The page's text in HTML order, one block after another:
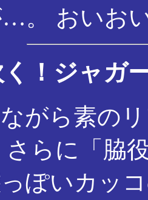
。 おいお
！ジャガ
がら素の
さらに「脇
ぽいカッ